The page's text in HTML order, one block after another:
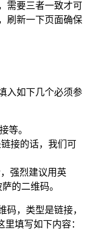
需要三者一致才可
刷新一下页面确保
入如下几个必须参
等。
接的话，我们可
强烈建议用英
的二维码。
码，类型是链接，
里填写如下内容：